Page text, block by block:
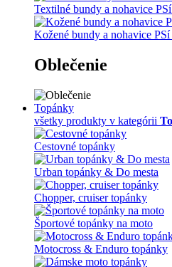
Textilné bundy a nohavice
Kožené bundy a nohavice
Oblečenie
Topánky
všetky produkty v kategórii
Cestovné topánky
Urban topánky & Do mesta
Chopper, cruiser topánky
Športové topánky na moto
Motocross & Enduro topánky